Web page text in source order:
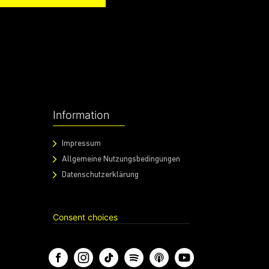
Information
Impressum
Allgemeine Nutzungsbedingungen
Datenschutzerklärung
Consent choices